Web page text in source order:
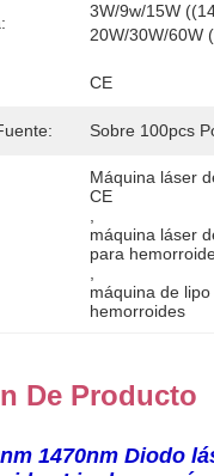
3W/9w/15W
20W/30W/60W
CE
Sobre 100pcs
Máquina láser
CE
máquina láser
para
máquina de
hemorroides
De Producto
1470nm Diodo